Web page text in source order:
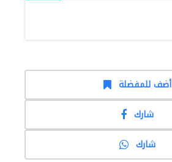
أضف للمفضلة
شارك
شارك